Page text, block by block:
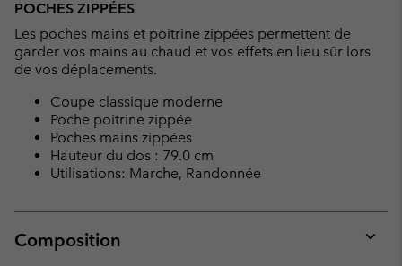
POCHES ZIPPÉES
Les poches mains et poitrine zippées permettent de
garder vos mains au chaud et vos effets en lieu sûr lors
de vos déplacements.
Coupe classique moderne
Poche poitrine zippée
Poches mains zippées
Hauteur du dos : 79.0 cm
Utilisations: Marche, Randonnée
Composition